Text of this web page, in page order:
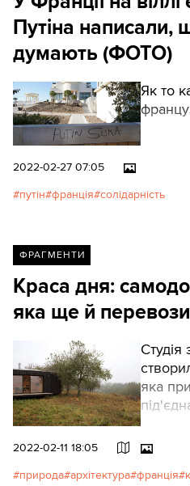
Путіна написали,
думають (ФОТО)
Як то
2022-02-27 07:05
путін франція солідарність
ФРАГМЕНТИ
Краса дня:
яка ще й
яка
2022-02-11 18:05
природа архітектура франція